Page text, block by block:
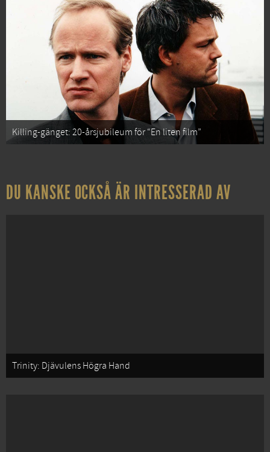
Killing-gänget: 20-årsjubileum för “En liten film”
DU KANSKE OCKSÅ ÄR INTRESSERAD AV
Trinity: Djävulens Högra Hand